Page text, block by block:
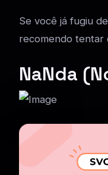
Se você já fugiu
recomendo tentar
NaNda